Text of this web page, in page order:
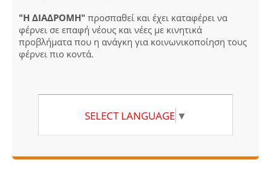
"Η ΔΙΑΔΡΟΜΗ" προσπαθεί και έχει καταφέρει να
φέρνει σε επαφή νέους και νέες με κινητικά
προβλήματα που η ανάγκη για κοινωνικοποίηση τους
φέρνει πιο κοντά.
SELECT LANGUAGE ▼